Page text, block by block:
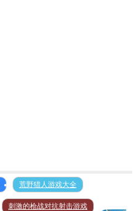
荒野猎人游戏大全
刺激的枪战对抗射击游戏